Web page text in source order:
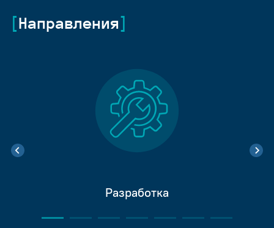
Направления
Разработка